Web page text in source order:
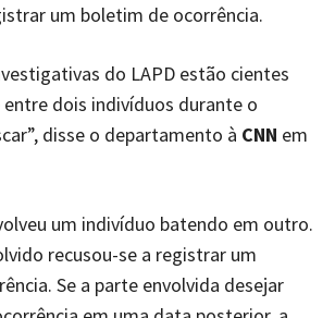
um boletim de ocorrência.
do LAPD estão cientes
dois indivíduos durante o
disse o departamento à CNN em
um indivíduo batendo em outro.
recusou-se a registrar um
Se a parte envolvida desejar